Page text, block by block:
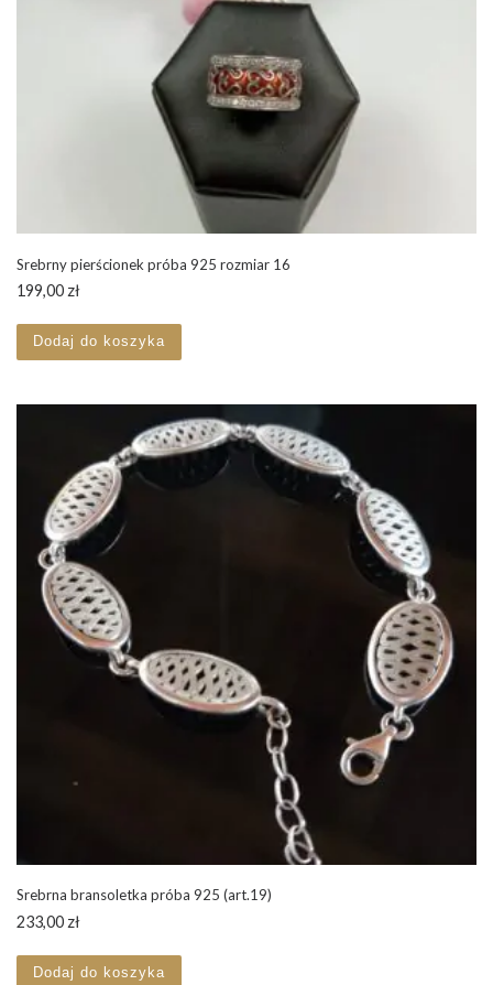
Srebrny pierścionek próba 925 rozmiar 16
199,00 zł
Dodaj do koszyka
Srebrna bransoletka próba 925 (art.19)
233,00 zł
Dodaj do koszyka